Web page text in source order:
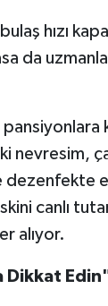
hızı
da
nevresim,
dezenfekte
canlı
alıyor.
Dikkat